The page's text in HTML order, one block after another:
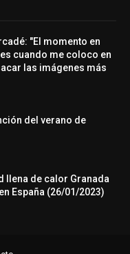
"El momento en
cuando me coloco en
las imágenes más
del verano de
llena de calor Granada
España (26/01/2023)